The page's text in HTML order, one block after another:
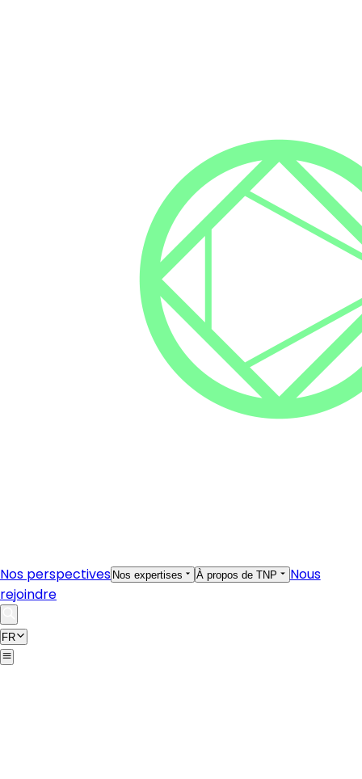
Nos perspectives Nos expertises À propos de TNP
Nous
rejoindre
FR